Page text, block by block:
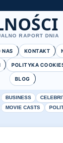
RAPORT DNIA
NAS KONTAKT
POLITYKA
BLOG
BUSINESS
MOVIE CASTS